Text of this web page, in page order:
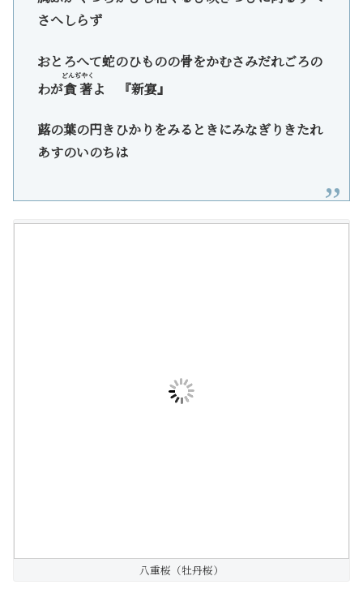
さへしらず
おとろへて蛇のひものの骨をかむさみだれごろの
わが貪著
どんぢやく
よ 『新宴』
蕗の葉の円きひかりをみるときにみなぎりきたれ
あすのいのちは
八重桜（牡丹桜）